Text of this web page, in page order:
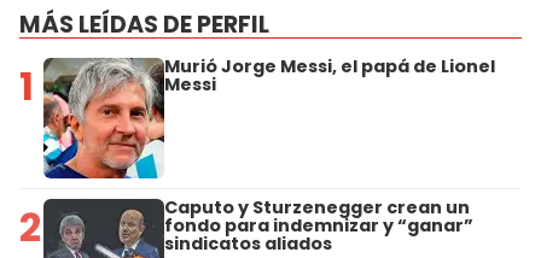
MÁS LEÍDAS DE PERFIL
1 Murió Jorge Messi, el papá de Lionel
Messi
2 Caputo y Sturzenegger crean un
fondo para indemnizar y “ganar”
sindicatos aliados